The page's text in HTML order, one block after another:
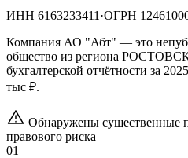
ИНН 6163233411 ·ОГРН
Компания АО "Абт" — это
общество из региона
бухгалтерской отчётности за
тыс ₽.
Обнаружены существенные
правового риска
01